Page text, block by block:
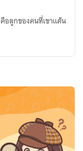
อลูกของคนที่เขาแค้น